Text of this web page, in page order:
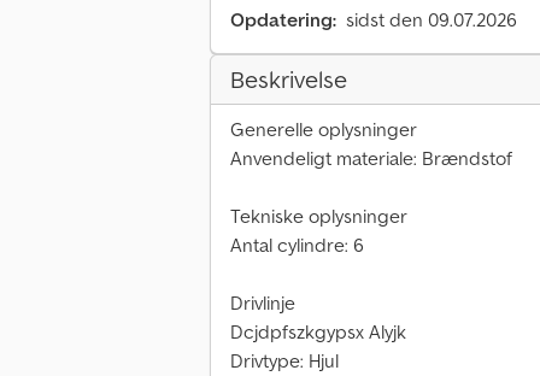
Opdatering: sidst den 09.07.2026
Beskrivelse
Generelle oplysninger
Anvendeligt materiale: Brændstof
Tekniske oplysninger
Antal cylindre: 6
Drivlinje
Dcjdpfszkgypsx Alyjk
Drivtype: Hjul